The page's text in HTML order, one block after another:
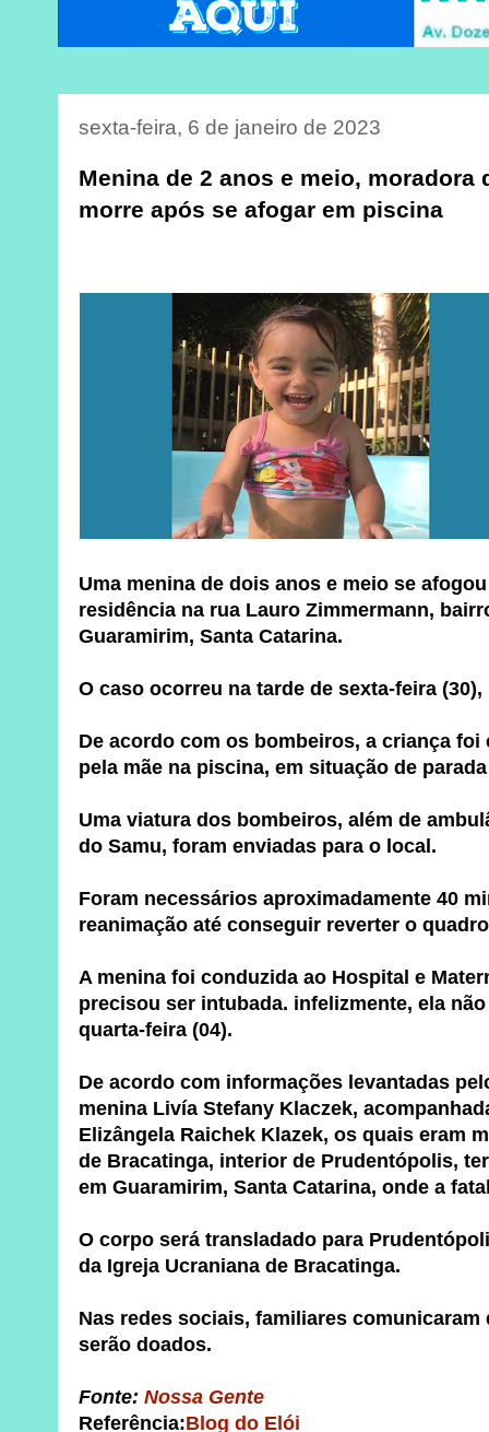
sexta-feira, 6 de janeiro de 2023
Menina de 2 anos e meio, moradora
morre após se afogar em piscina
Uma menina de dois anos e meio se
residência na rua Lauro Zimmermann,
Guaramirim, Santa Catarina.
O caso ocorreu na tarde de sexta-feira
De acordo com os bombeiros, a criança
pela mãe na piscina, em situação de
Uma viatura dos bombeiros, além de
do Samu, foram enviadas para o local.
Foram necessários aproximadamente 40
reanimação até conseguir reverter o
A menina foi conduzida ao Hospital e
precisou ser intubada. infelizmente, ela
quarta-feira (04).
De acordo com informações levantadas
menina Livía Stefany Klaczek,
Elizângela Raichek Klazek, os quais eram
de Bracatinga, interior de Prudentópolis,
em Guaramirim, Santa Catarina, onde a
O corpo será transladado para
da Igreja Ucraniana de Bracatinga.
Nas redes sociais, familiares
serão doados.
Fonte:Nossa Gente
Referência:Blog do Elói